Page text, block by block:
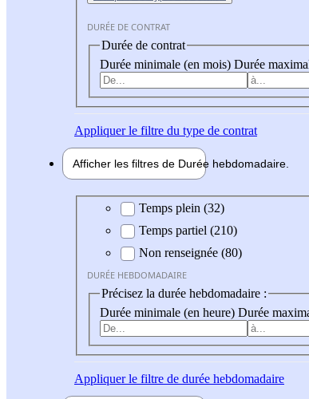
DURÉE DE CONTRAT
Durée de contrat
Durée minimale (en mois) Durée
Appliquerle filtre du type de contrat
Afficher les filtres de Durée hebdomadaire
Durée hebdomadaire
Temps plein (32)
Temps partiel (210)
Non renseignée (80)
DURÉE HEBDOMADAIRE
Précisez la durée hebdomadaire :
Durée minimale (en heure) Durée
Appliquerle filtre de durée hebdomadaire